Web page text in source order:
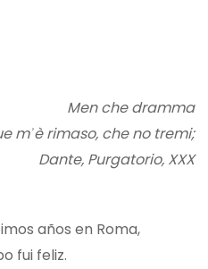
Men che dramma
mʾè rimaso, che no tremi;
Dante, Purgatorio, XXX
años en Roma,
fui feliz.